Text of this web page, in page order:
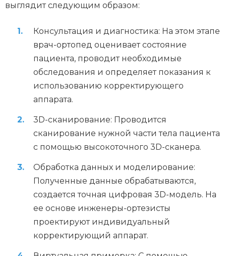
выглядит следующим образом:
Консультация и диагностика: На этом этапе
врач-ортопед оценивает состояние
пациента, проводит необходимые
обследования и определяет показания к
использованию корректирующего
аппарата.
3D-сканирование: Проводится
сканирование нужной части тела пациента
с помощью высокоточного 3D-сканера.
Обработка данных и моделирование:
Полученные данные обрабатываются,
создается точная цифровая 3D-модель. На
ее основе инженеры-ортезисты
проектируют индивидуальный
корректирующий аппарат.